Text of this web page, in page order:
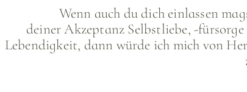
Emotionen, Akut-
Gleichzeitig ist für mich
in alle Bereiche unserer Gesellschaft
Wenn auch du dich einlassen
deiner Akzeptanz Selbstliebe, -
Lebendigkeit, dann würde ich mich von